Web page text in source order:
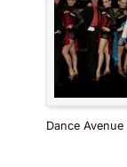
Dance Avenue